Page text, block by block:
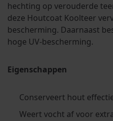
hechting op verouderde
deze Houtcoat Koolteer
bescherming. Daarnaast
hoge UV-bescherming.
Eigenschappen
Conserveert hout
Weert vocht af voor